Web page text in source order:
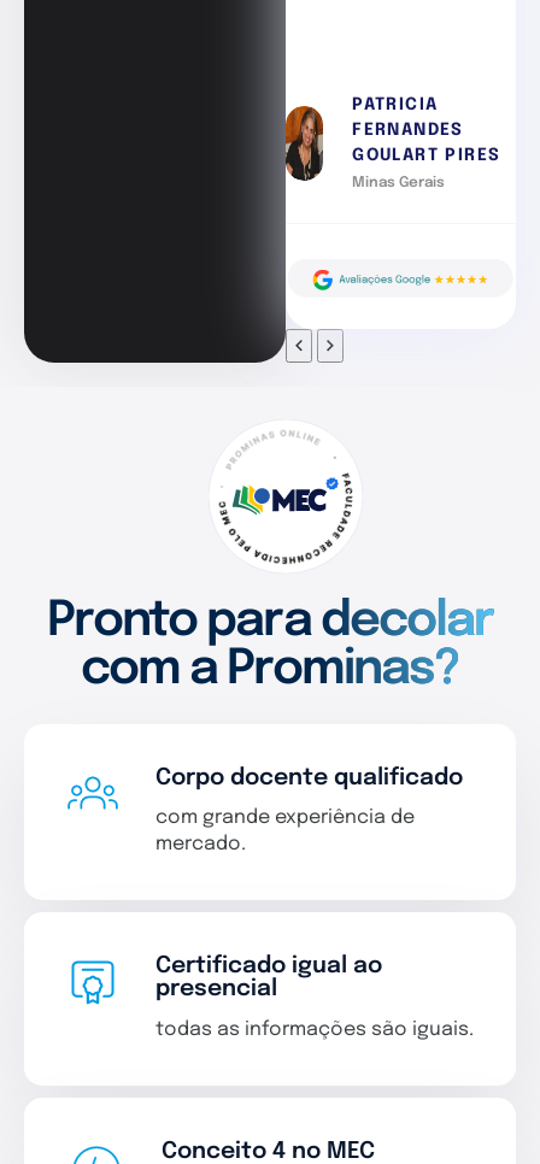
PATRICIA
FERNANDES
GOULART PIRES
Minas Gerais
Pronto para decolar
com a Prominas?
Corpo docente qualificado
com grande experiência de
mercado.
Certificado igual ao
presencial
todas as informações são iguais.
Conceito 4 no MEC